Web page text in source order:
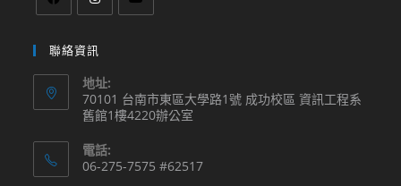
聯絡資訊
地址:
70101 台南市東區大學路1號 成功校區 資訊工程系
舊館1樓4220辦公室
電話:
06-275-7575 #62517